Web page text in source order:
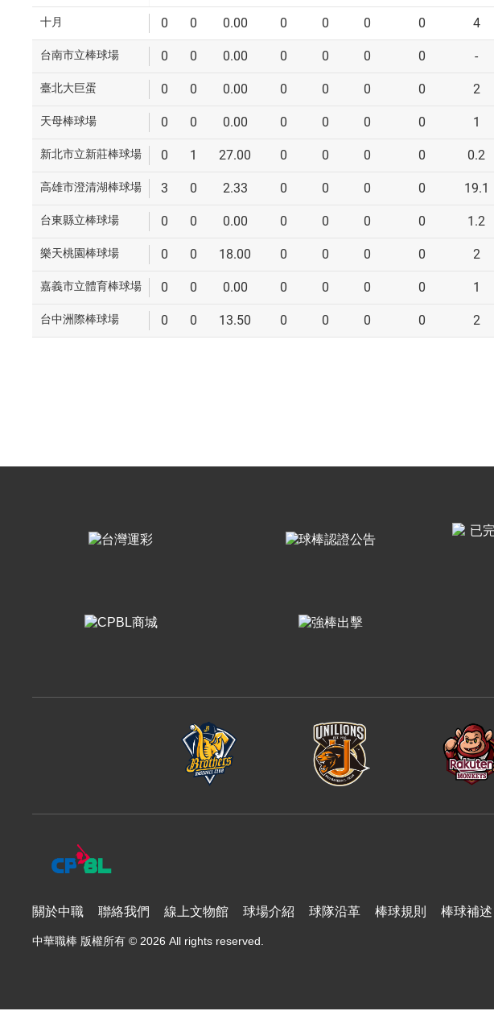
十月 0 0 0.00 0 0 0 0 4
台南市立棒球場 0 0 0.00 0 0 0 0 -
臺北大巨蛋 0 0 0.00 0 0 0 0 2
天母棒球場 0 0 0.00 0 0 0 0 1
新北市立新莊棒球場 0 1 27.00 0 0 0 0 0.2
高雄市澄清湖棒球場 3 0 2.33 0 0 0 0 19.1
台東縣立棒球場 0 0 0.00 0 0 0 0 1.2
樂天桃園棒球場 0 0 18.00 0 0 0 0 2
嘉義市立體育棒球場 0 0 0.00 0 0 0 0 1
台中洲際棒球場 0 0 13.50 0 0 0 0 2
富邦悍將 味全龍 台鋼雄鷹
關於中職 聯絡我們 線上文物館 球場介紹 球隊沿革 棒球規則 棒球補述
中華職棒 版權所有 © 2026 All rights reserved.